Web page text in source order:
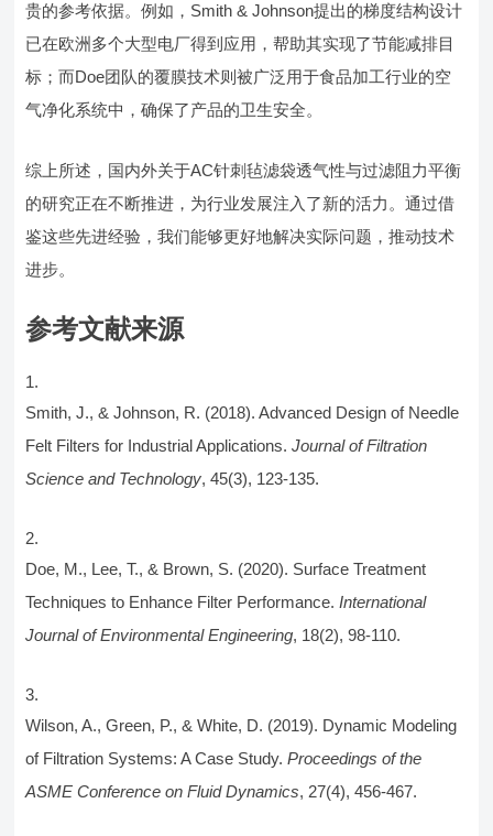
贵的参考依据。例如，Smith & Johnson提出的梯度结构设计
已在欧洲多个大型电厂得到应用，帮助其实现了节能减排目
标；而Doe团队的覆膜技术则被广泛用于食品加工行业的空
气净化系统中，确保了产品的卫生安全。
综上所述，国内外关于AC针刺毡滤袋透气性与过滤阻力平衡
的研究正在不断推进，为行业发展注入了新的活力。通过借
鉴这些先进经验，我们能够更好地解决实际问题，推动技术
进步。
参考文献来源
Smith, J., & Johnson, R. (2018). Advanced Design of Needle
Felt Filters for Industrial Applications.Journal of Filtration
Science and Technology, 45(3), 123-135.
Doe, M., Lee, T., & Brown, S. (2020). Surface Treatment
Techniques to Enhance Filter Performance.International
Journal of Environmental Engineering, 18(2), 98-110.
Wilson, A., Green, P., & White, D. (2019). Dynamic Modeling
of Filtration Systems: A Case Study.Proceedings of the
ASME Conference on Fluid Dynamics, 27(4), 456-467.